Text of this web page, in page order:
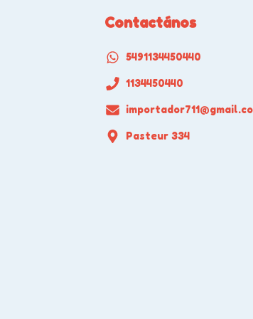
Contactános
5491134450440
1134450440
Pasteur 334